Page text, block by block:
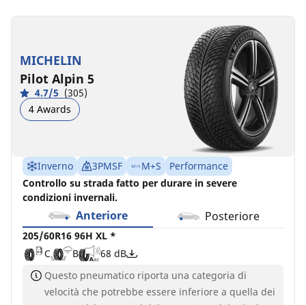
MICHELIN
Pilot Alpin 5
4.7/5 (305)
4 Awards
Inverno 3PMSF M+S
Performance
Controllo su strada fatto per durare in severe
condizioni invernali.
Anteriore Posteriore
205/60R16 96H XL *
C
B
68 dB
Questo pneumatico riporta una categoria di
velocità che potrebbe essere inferiore a quella dei